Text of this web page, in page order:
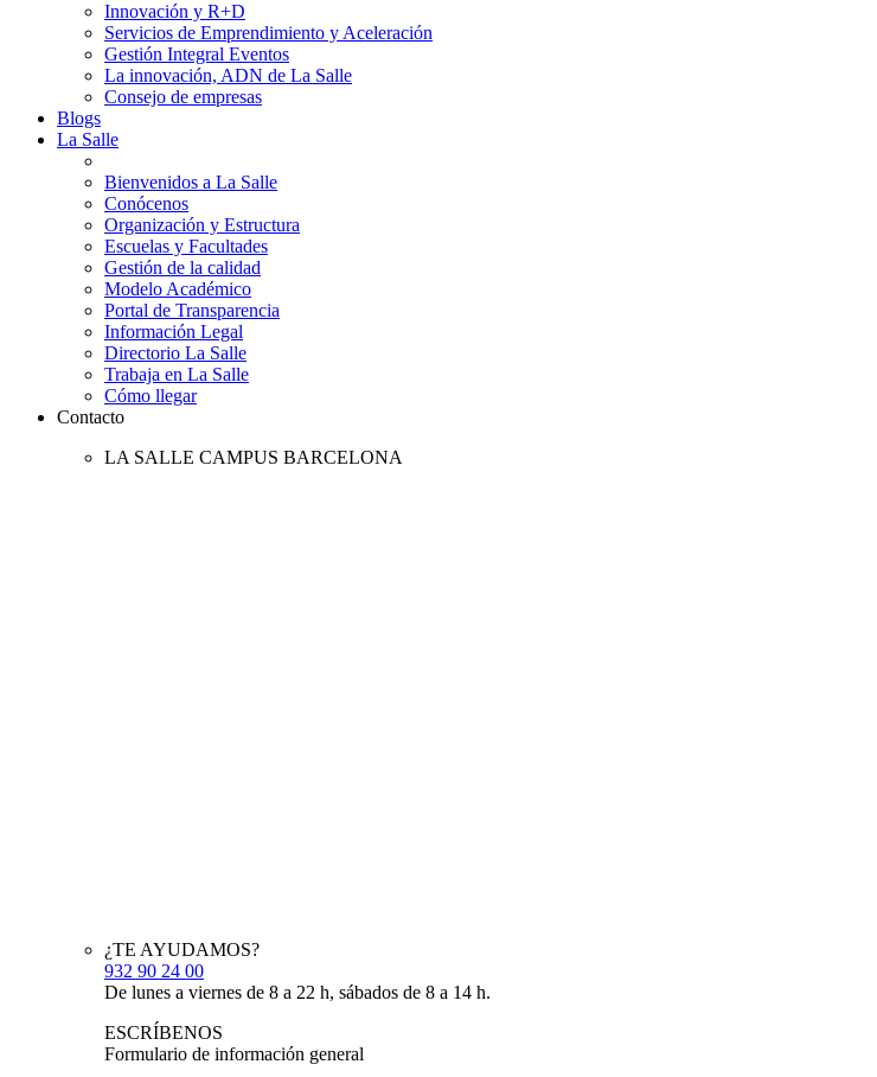
Innovación y R+D
Servicios de Emprendimiento y Aceleración
Gestión Integral Eventos
La innovación, ADN de La Salle
Consejo de empresas
Blogs
La Salle
Bienvenidos a La Salle
Conócenos
Organización y Estructura
Escuelas y Facultades
Gestión de la calidad
Modelo Académico
Portal de Transparencia
Información Legal
Directorio La Salle
Trabaja en La Salle
Cómo llegar
Contacto
LA SALLE CAMPUS BARCELONA
¿TE AYUDAMOS?
932 90 24 00
De lunes a viernes de 8 a 22 h, sábados de 8 a 14 h.
ESCRÍBENOS
Formulario de información general